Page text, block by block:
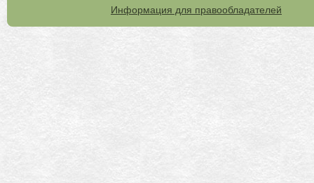
Информация для правообладателей